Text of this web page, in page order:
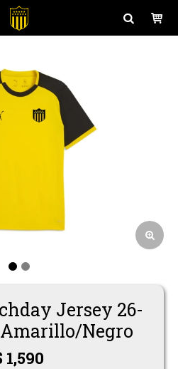
Jersey 26-
Amarillo/Negro
1,590